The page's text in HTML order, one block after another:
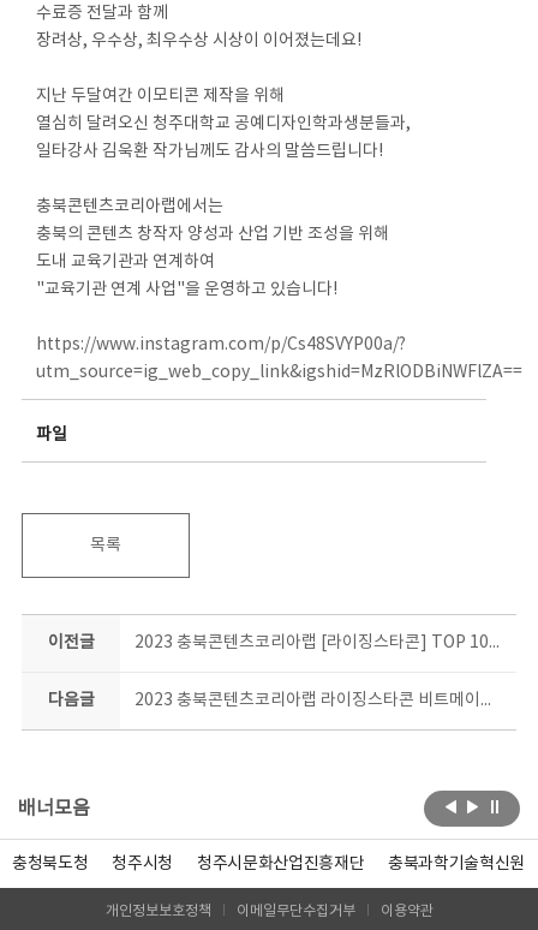
수료증 전달과 함께
장려상, 우수상, 최우수상 시상이 이어졌는데요!
지난 두달여간 이모티콘 제작을 위해
열심히 달려오신 청주대학교 공예디자인학과생분들과,
일타강사 김욱환 작가님께도 감사의 말씀드립니다!
충북콘텐츠코리아랩에서는
충북의 콘텐츠 창작자 양성과 산업 기반 조성을 위해
도내 교육기관과 연계하여
"교육기관 연계 사업"을 운영하고 있습니다!
https://www.instagram.com/p/Cs48SVYP00a/?
utm_source=ig_web_copy_link&igshid=MzRlODBiNWFlZA==
파일
목록
이전글 2023 충북콘텐츠코리아랩 [라이징스타콘] TOP 10은 과연 누구?!
다음글 2023 충북콘텐츠코리아랩 라이징스타콘 비트메이킹 기초과정 결과공유회 현장!
배너모음
충청북도청 청주시청 청주시문화산업진흥재단 충북과학기술혁신원
개인정보보호정책 이메일무단수집거부 이용약관